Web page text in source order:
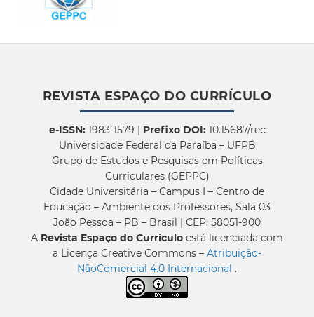
REVISTA ESPAÇO DO CURRÍCULO
e-ISSN:1983-1579 | Prefixo DOI:10.15687/rec
Universidade Federal da Paraíba – UFPB
Grupo de Estudos e Pesquisas em Políticas
Curriculares (GEPPC)
Cidade Universitária – Campus I – Centro de
Educação – Ambiente dos Professores, Sala 03
João Pessoa – PB – Brasil | CEP: 58051-900
A Revista Espaço do Currículo está licenciada com
a Licença Creative Commons – Atribuição-
NãoComercial 4.0 Internacional .